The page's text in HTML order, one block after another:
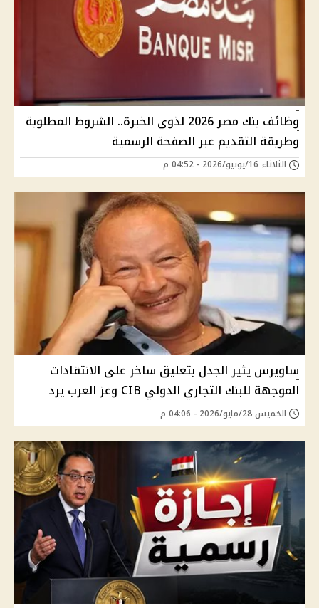
وظائف بنك مصر 2026 لذوي الخبرة.. الشروط المطلوبة
وطريقة التقديم عبر الصفحة الرسمية
الثلاثاء 16/يونيو/2026 - 04:52 م
ساويرس يثير الجدل بتعليق ساخر على الانتقادات
الموجهة للبنك التجاري الدولي CIB وعز العرب يرد
الخميس 28/مايو/2026 - 04:06 م